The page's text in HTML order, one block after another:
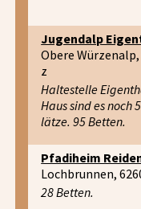
Jugendalp
Obere
z
Haltestelle
Haus sind es noch
lätze. 95 Betten.
Pfadiheim
Lochbrunnen,
28 Betten.